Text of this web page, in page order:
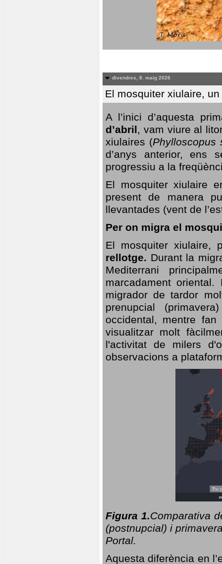
divendres, 8. maig 2026
El mosquiter xiulaire,
A l’inici d’aquesta
d’abril, vam viure al
xiulaires (Phylloscopus
d’anys anterior, ens
progressiu a la
El mosquiter xiulaire
present de manera
llevantades (vent de
Per on migra el
El mosquiter xiulaire,
rellotge. Durant la
Mediterrani
marcadament
migrador de tardor
prenupcial
occidental, mentre
visualitzar molt
l'activitat de milers
observacions a
Figura 1.Comparativa
(postnupcial) i
Portal.
Aquesta diferència en